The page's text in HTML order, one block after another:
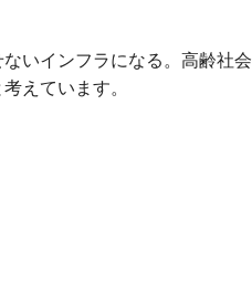
いインフラになる。高齢社会
えています。